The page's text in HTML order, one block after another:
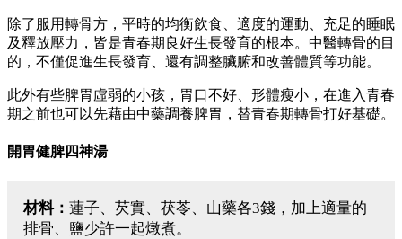
除了服用轉骨方，平時的均衡飲食、適度的運動、充足的睡眠
及釋放壓力，皆是青春期良好生長發育的根本。 中醫轉骨的目
的，不僅促進生長發育、還有調整臟腑和改善體質等功能。
此外有些脾胃虛弱的小孩，胃口不好、形體瘦小，在進入青春
期之前也可以先藉由中藥調養脾胃，替青春期轉骨打好基礎。
開胃健脾四神湯
材料： 蓮子、芡實、茯苓、山藥各3錢，加上適量的
排骨、鹽少許一起燉煮。